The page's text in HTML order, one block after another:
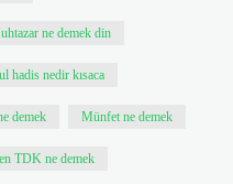
ne demek din
hadis nedir kısaca
demek Münfet ne demek
TDK ne demek